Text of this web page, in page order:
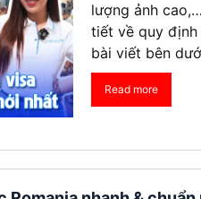
lượng ảnh
tiết về quy định
bài viết bên
Read more